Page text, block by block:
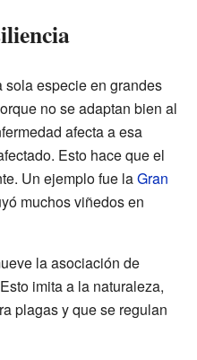
sola especie en grandes
no se adaptan bien al
afecta a esa
Esto hace que el
Un ejemplo fue laGran
muchos viñedos en
la asociación de
imita a la naturaleza,
plagas y que se regulan